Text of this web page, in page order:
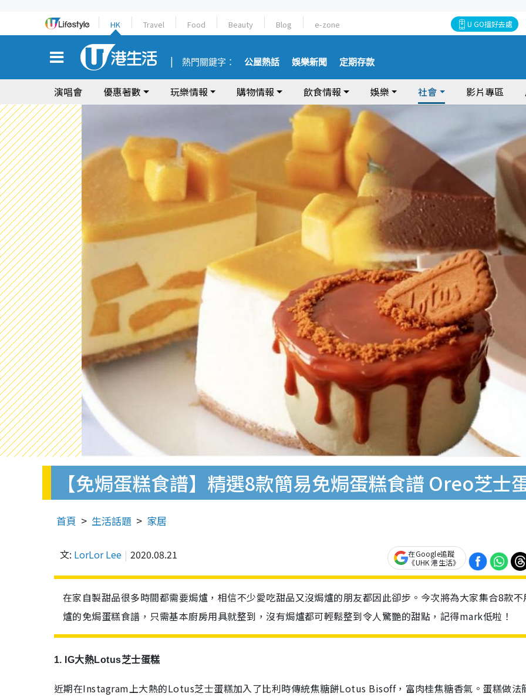
HK Travel Food Beauty Blog e-zone U GO搵好去處
熱門關鍵字： 公屋熱話 娛樂新聞 定期存款
演唱會 優惠著數 玩樂情報 購物情報 飲食情報 娛樂 社會 影片專區
【免焗蛋糕食譜】精選8款簡易免焗蛋糕食譜 Oreo芝士
首頁 生活話題 家居
文: LorLor Lee 2020.08.21
在Google追蹤
《UHK 港生活》
在家自製甜品很多時間都需要焗爐，相信不少愛吃甜品又沒焗爐的朋友都因此卻步。今次將為大家集合8款不
爐的免焗蛋糕食譜，只需基本廚房用具就整到，沒有焗爐都可輕鬆整到令人驚艷的甜點，記得mark低啦！
1. IG大熱Lotus芝士蛋糕
近期在Instagram上大熱的Lotus芝士蛋糕加入了比利時傳統焦糖餅Lotus Bisoff， 富肉桂焦糖香氣。 蛋糕做法